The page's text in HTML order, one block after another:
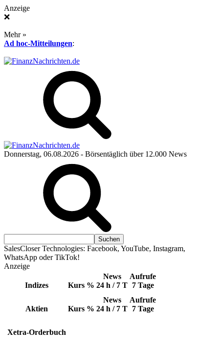
Anzeige
❌
Mehr »
Ad hoc-Mitteilungen:
Donnerstag, 06.08.2026 - Börsentäglich über 12.000 News
SalesCloser Technologies: Facebook, YouTube, Instagram,
WhatsApp oder TikTok!
Anzeige
Indizes Kurs %
News
24 h / 7 T
Aufrufe
7 Tage
Aktien Kurs %
News
24 h / 7 T
Aufrufe
7 Tage
Xetra-Orderbuch